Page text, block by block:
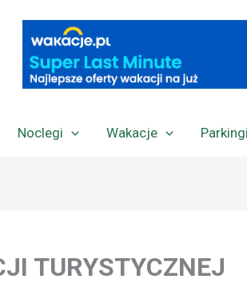
Noclegi Wakacje
TURYSTYCZNEJ